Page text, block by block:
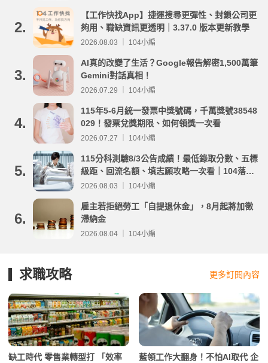
2.
【工作快找App】捷運搜尋更彈性、封鎖公司更
夠用、職缺資訊更透明｜3.37.0 版本更新教學
2026.08.03 ｜ 104小編
3.
AI真的改變了生活？Google報告解密1,500萬筆
Gemini對話真相！
2026.07.29 ｜ 104小編
4.
115年5-6月統一發票中獎號碼，千萬獎號38548
029！發票兌獎期限、如何領獎一次看
2026.07.27 ｜ 104小編
5.
115分科測驗8/3公告成績！最低錄取分數、五標
級距、回流名額、填志願攻略一次看｜104落點
分析
2026.08.03 ｜ 104小編
6.
雇主若拒絕勞工「自提退休金」，8月起將加徵
滯納金
2026.08.04 ｜ 104小編
求職攻略 更多訂閱內容
缺工時代 零售業轉型打 「效率
藍領工作大翻身！不怕AI取代 企